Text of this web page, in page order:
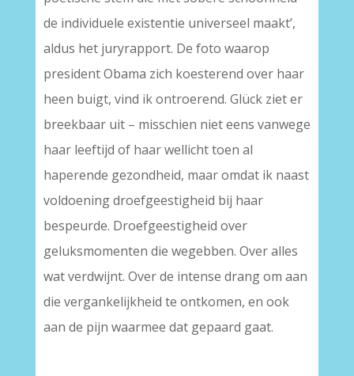
de individuele existentie universeel maakt’,
aldus het juryrapport. De foto waarop
president Obama zich koesterend over haar
heen buigt, vind ik ontroerend. Glück ziet er
breekbaar uit – misschien niet eens vanwege
haar leeftijd of haar wellicht toen al
haperende gezondheid, maar omdat ik naast
voldoening droefgeestigheid bij haar
bespeurde. Droefgeestigheid over
geluksmomenten die wegebben. Over alles
wat verdwijnt. Over de intense drang om aan
die vergankelijkheid te ontkomen, en ook
aan de pijn waarmee dat gepaard gaat.